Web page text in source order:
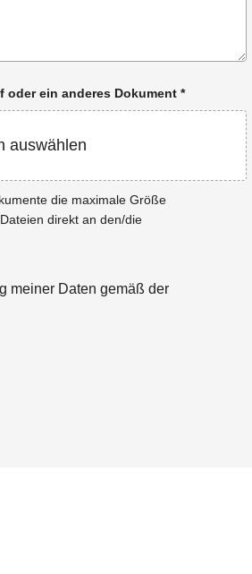
oder ein anderes Dokument *
auswählen
die maximale Größe
direkt an den/die
meiner Daten gemäß der